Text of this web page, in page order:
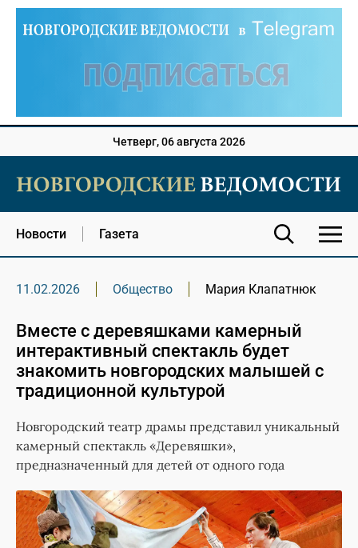
Четверг, 06 августа 2026
Новости Газета
11.02.2026 Общество Мария Клапатнюк
Вместе с деревяшками камерный
интерактивный спектакль будет
знакомить новгородских малышей с
традиционной культурой
Новгородский театр драмы представил уникальный
камерный спектакль «Деревяшки»,
предназначенный для детей от одного года